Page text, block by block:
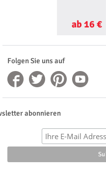
ab 16 €
Folgen Sie uns auf
abonnieren